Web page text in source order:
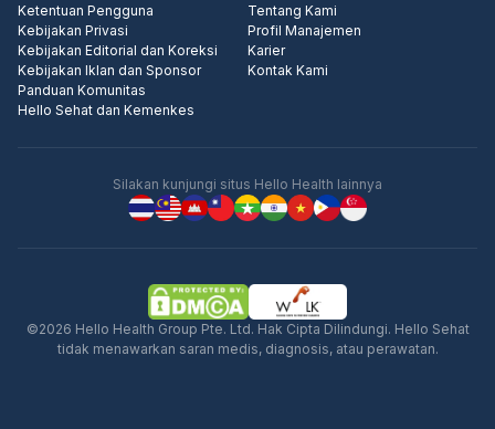
Ketentuan Pengguna
Kebijakan Privasi
Kebijakan Editorial dan Koreksi
Kebijakan Iklan dan Sponsor
Panduan Komunitas
Hello Sehat dan Kemenkes
Tentang Kami
Profil Manajemen
Karier
Kontak Kami
Silakan kunjungi situs Hello Health lainnya
©2026 Hello Health Group Pte. Ltd. Hak Cipta Dilindungi. Hello Sehat
tidak menawarkan saran medis, diagnosis, atau perawatan.